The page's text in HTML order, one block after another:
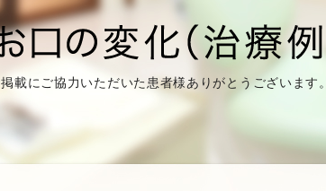
掲載にご協力いただいた患者様ありがとうございます。